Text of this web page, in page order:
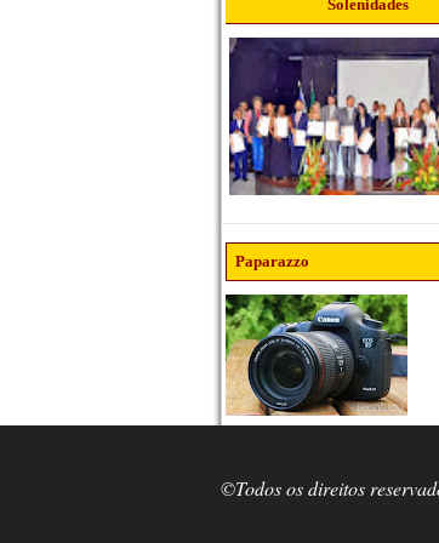
Solenidades
Paparazzo
©Todos os direitos